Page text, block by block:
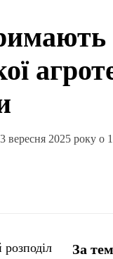
вересня 2025 року о
розподіл
За